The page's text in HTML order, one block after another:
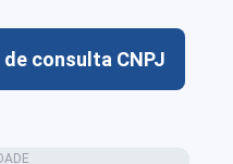
consulta CNPJ